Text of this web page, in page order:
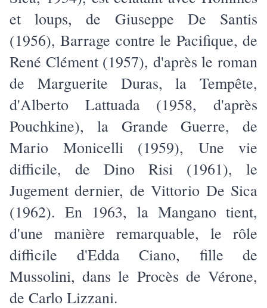
et loups, de Giuseppe De Santis
(1956), Barrage contre le Pacifique, de
René Clément (1957), d'après le roman
de Marguerite Duras, la Tempête,
d'Alberto Lattuada (1958, d'après
Pouchkine), la Grande Guerre, de
Mario Monicelli (1959), Une vie
difficile, de Dino Risi (1961), le
Jugement dernier, de Vittorio De Sica
(1962). En 1963, la Mangano tient,
d'une manière remarquable, le rôle
difficile d'Edda Ciano, fille de
Mussolini, dans le Procès de Vérone,
de Carlo Lizzani.